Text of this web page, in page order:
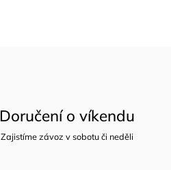
Doručení o víkendu
Zajistíme závoz v sobotu či neděli